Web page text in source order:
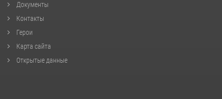
Документы
Контакты
Герои
Карта сайта
Открытые данные